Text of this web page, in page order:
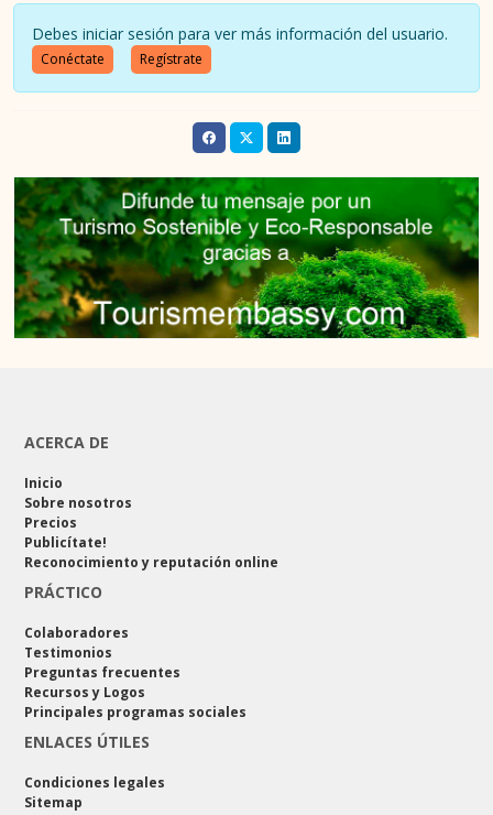
Debes iniciar sesión para ver más información del usuario.
Conéctate Regístrate
ACERCA DE
Inicio
Sobre nosotros
Precios
Publicítate!
Reconocimiento y reputación online
PRÁCTICO
Colaboradores
Testimonios
Preguntas frecuentes
Recursos y Logos
Principales programas sociales
ENLACES ÚTILES
Condiciones legales
Sitemap